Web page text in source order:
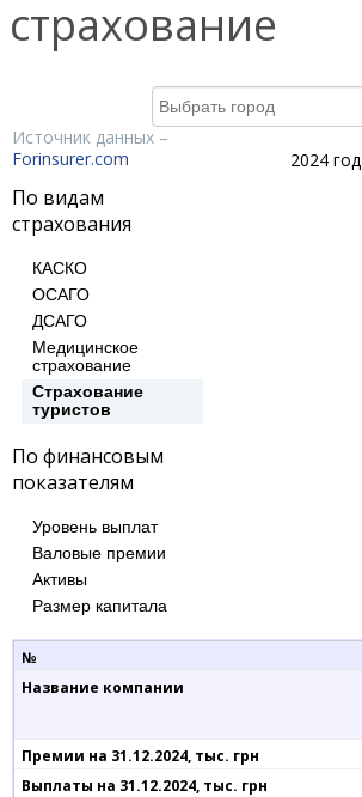
страхование
2024 год
Источник данных –
Forinsurer.com
По видам
страхования
КАСКО
ОСАГО
ДСАГО
Медицинское
страхование
Cтрахование
туристов
По финансовым
показателям
Уровень выплат
Валовые премии
Активы
Размер капитала